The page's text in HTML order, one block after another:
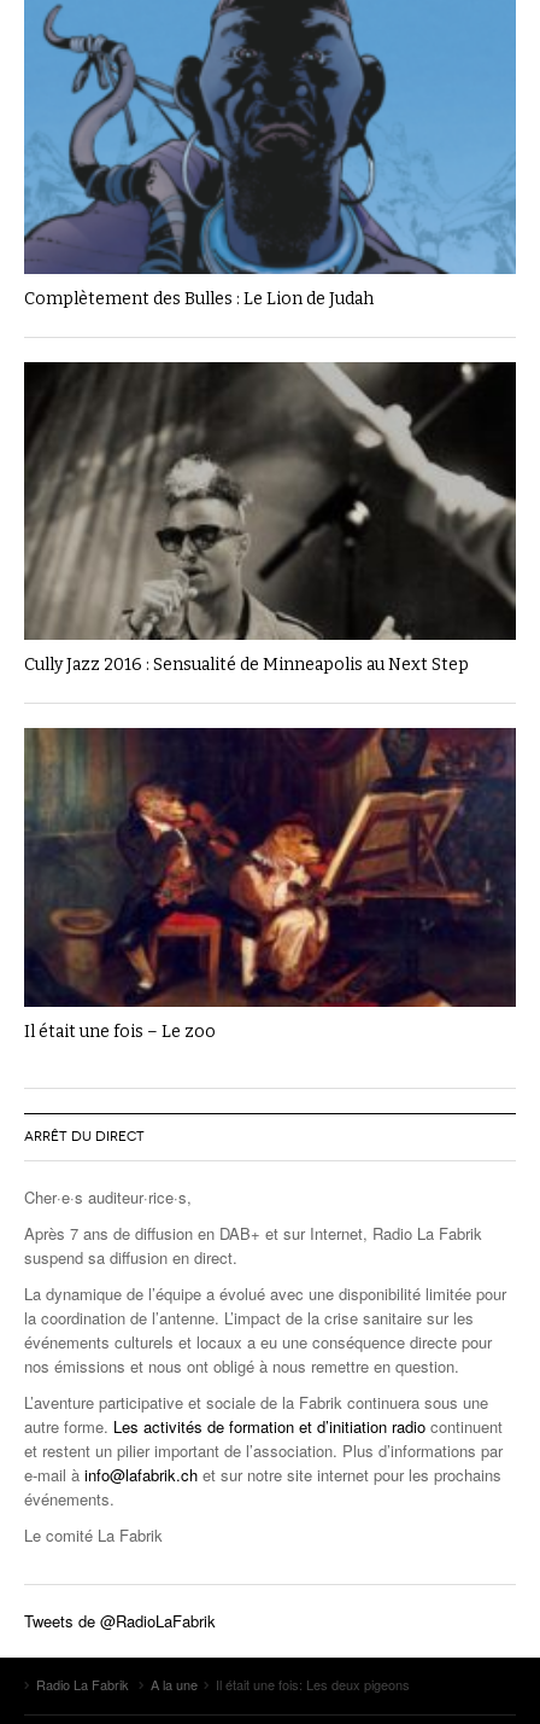
Complètement des Bulles : Le Lion de Judah
Cully Jazz 2016 : Sensualité de Minneapolis au Next Step
Il était une fois – Le zoo
ARRÊT DU DIRECT
Cher·e·s auditeur·rice·s,
Après 7 ans de diffusion en DAB+ et sur Internet, Radio La Fabrik
suspend sa diffusion en direct.
La dynamique de l’équipe a évolué avec une disponibilité limitée pour
la coordination de l’antenne. L’impact de la crise sanitaire sur les
événements culturels et locaux a eu une conséquence directe pour
nos émissions et nous ont obligé à nous remettre en question.
L’aventure participative et sociale de la Fabrik continuera sous une
autre forme. Les activités de formation et d’initiation radio continuent
et restent un pilier important de l’association. Plus d’informations par
e-mail à info@lafabrik.ch et sur notre site internet pour les prochains
événements.
Le comité La Fabrik
Tweets de @RadioLaFabrik
Radio La Fabrik A la une Il était une fois: Les deux pigeons